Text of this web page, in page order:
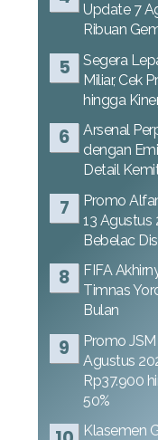
Update 7
Ribuan
Segera
Miliar, Cek
hingga
Arsenal
dengan
Detail
Promo
13 Agustus
Bebelac
FIFA
Timnas
Bulan
Promo
Agustus
Rp37.900
50%
Klasemen